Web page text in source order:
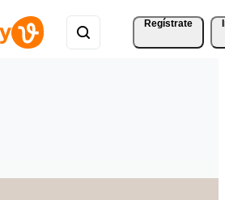
Regístrate